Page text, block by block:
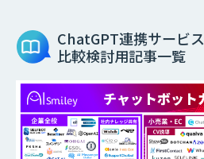
ChatGPT連携サービス
比較検討用記事一覧